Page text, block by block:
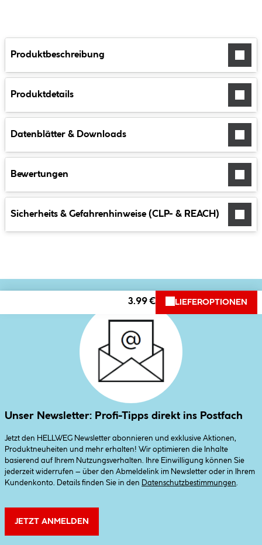
Produktbeschreibung
Produktdetails
Datenblätter & Downloads
Bewertungen
Sicherheits & Gefahrenhinweise (CLP- & REACH)
3.99 € LIEFEROPTIONEN
Unser Newsletter: Profi-Tipps direkt ins Postfach
Jetzt den HELLWEG Newsletter abonnieren und exklusive Aktionen,
Produktneuheiten und mehr erhalten! Wir optimieren die Inhalte
basierend auf Ihrem Nutzungsverhalten. Ihre Einwilligung können Sie
jederzeit widerrufen – über den Abmeldelink im Newsletter oder in Ihrem
Kundenkonto. Details finden Sie in den
Datenschutzbestimmungen
JETZT ANMELDEN